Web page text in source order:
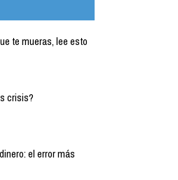
te mueras, lee esto
crisis?
el error más